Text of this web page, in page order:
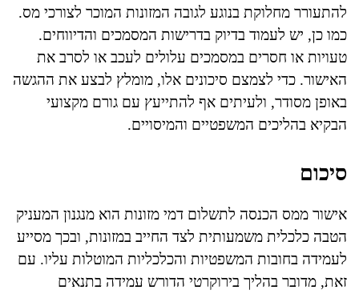
להתעורר מחלוקת בנוגע לגובה המזונות המוכר לצורכי מס.
כמו כן, יש לעמוד בדיוק בדרישות המסמכים והדיווחים.
טעויות או חסרים במסמכים עלולים לעכב או לסרב את
האישור. כדי לצמצם סיכונים אלו, מומלץ לבצע את ההגשה
באופן מסודר, ולעיתים אף להתייעץ עם גורם מקצועי
הבקיא בהליכים המשפטיים והמיסויים.
סיכום
אישור ממס הכנסה לתשלום דמי מזונות הוא מנגנון המעניק
הטבה כלכלית משמעותית לצד החייב במזונות, ובכך מסייע
לעמידה בחובות המשפטיות והכלכליות המוטלות עליו. עם
זאת, מדובר בהליך בירוקרטי הדורש עמידה בתנאים